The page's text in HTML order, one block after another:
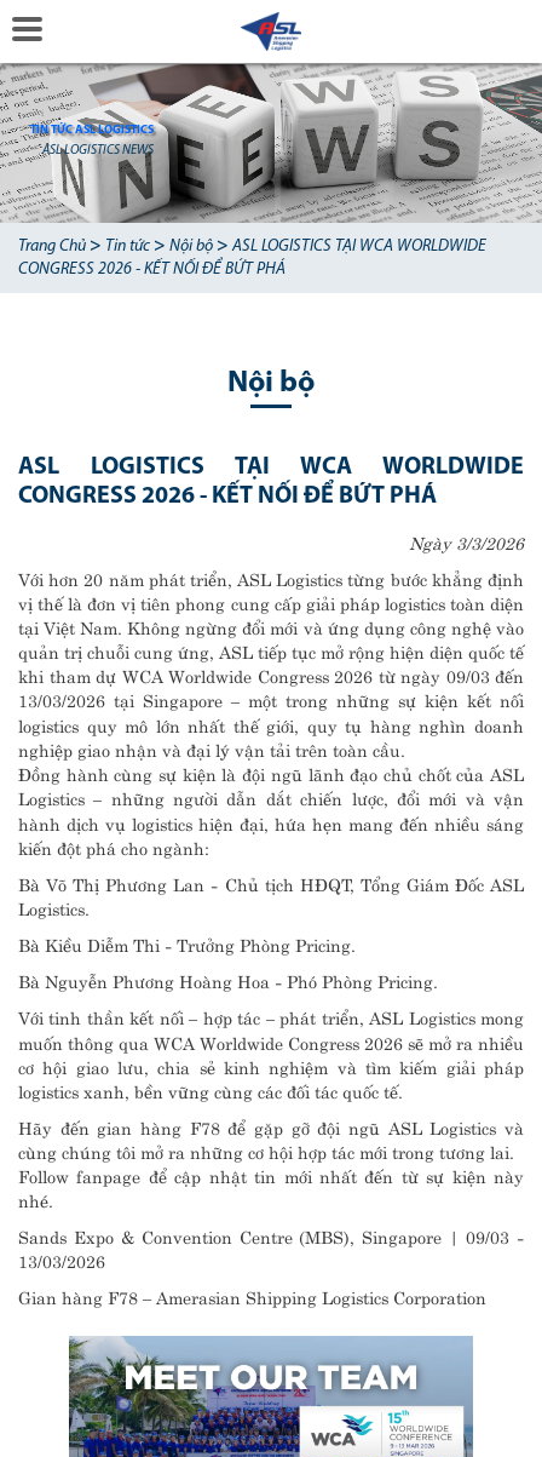
TIN TỨC ASL LOGISTICS
ASL LOGISTICS NEWS
Trang Chủ > Tin tức > Nội bộ >ASL LOGISTICS TẠI WCA WORLDWIDE
CONGRESS 2026 - KẾT NỐI ĐỂ BỨT PHÁ
Nội bộ
ASL LOGISTICS TẠI WCA WORLDWIDE
CONGRESS 2026 - KẾT NỐI ĐỂ BỨT PHÁ
Ngày 3/3/2026
Với hơn 20 năm phát triển, ASL Logistics từng bước khẳng định
vị thế là đơn vị tiên phong cung cấp giải pháp logistics toàn diện
tại Việt Nam. Không ngừng đổi mới và ứng dụng công nghệ vào
quản trị chuỗi cung ứng, ASL tiếp tục mở rộng hiện diện quốc tế
khi tham dự WCA Worldwide Congress 2026 từ ngày 09/03 đến
13/03/2026 tại Singapore – một trong những sự kiện kết nối
logistics quy mô lớn nhất thế giới, quy tụ hàng nghìn doanh
nghiệp giao nhận và đại lý vận tải trên toàn cầu.
Đồng hành cùng sự kiện là đội ngũ lãnh đạo chủ chốt của ASL
Logistics – những người dẫn dắt chiến lược, đổi mới và vận
hành dịch vụ logistics hiện đại, hứa hẹn mang đến nhiều sáng
kiến đột phá cho ngành:
Bà Võ Thị Phương Lan - Chủ tịch HĐQT, Tổng Giám Đốc ASL
Logistics.
Bà Kiều Diễm Thi - Trưởng Phòng Pricing.
Bà Nguyễn Phương Hoàng Hoa - Phó Phòng Pricing.
Với tinh thần kết nối – hợp tác – phát triển, ASL Logistics mong
muốn thông qua WCA Worldwide Congress 2026 sẽ mở ra nhiều
cơ hội giao lưu, chia sẻ kinh nghiệm và tìm kiếm giải pháp
logistics xanh, bền vững cùng các đối tác quốc tế.
Hãy đến gian hàng F78 để gặp gỡ đội ngũ ASL Logistics và
cùng chúng tôi mở ra những cơ hội hợp tác mới trong tương lai.
Follow fanpage để cập nhật tin mới nhất đến từ sự kiện này
nhé.
Sands Expo & Convention Centre (MBS), Singapore | 09/03 -
13/03/2026
Gian hàng F78 – Amerasian Shipping Logistics Corporation